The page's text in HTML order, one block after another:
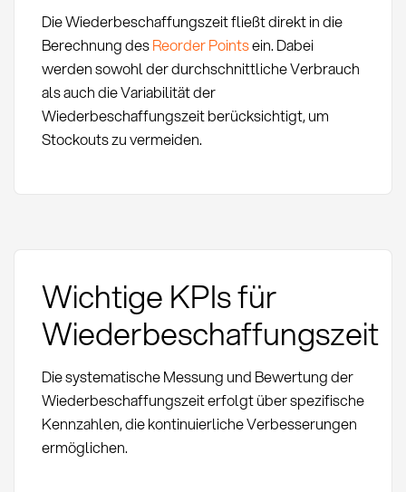
Die Wiederbeschaffungszeit fließt direkt in die
Berechnung desReorder Pointsein. Dabei
werden sowohl der durchschnittliche Verbrauch
als auch die Variabilität der
Wiederbeschaffungszeit berücksichtigt, um
Stockouts zu vermeiden.
Wichtige KPIs für
Wiederbeschaffungszeit
Die systematische Messung und Bewertung der
Wiederbeschaffungszeit erfolgt über spezifische
Kennzahlen, die kontinuierliche Verbesserungen
ermöglichen.